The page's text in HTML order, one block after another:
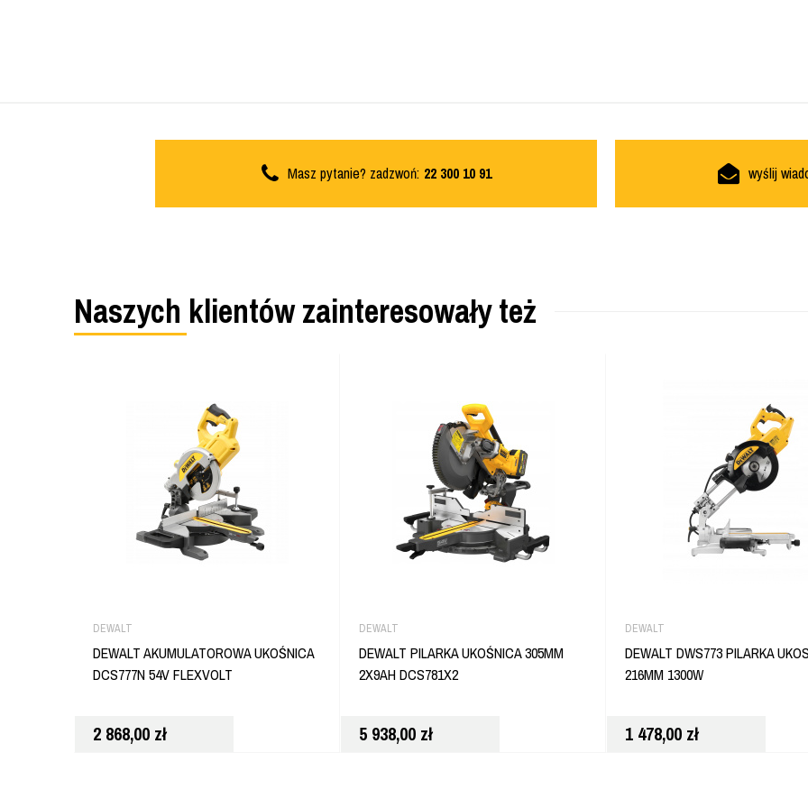
Masz pytanie? zadzwoń: 22 300 10 91 wyślij
Naszych klientów zainteresowały też
DEWALT
DEWALT AKUMULATOROWA UKOŚNICA
DCS777N 54V FLEXVOLT
2 868,00 zł
DEWALT
DEWALT PILARKA UKOŚNICA 305MM
2X9AH DCS781X2
5 938,00 zł
DEWALT
DEWALT DWS773 PILARKA
216MM 1300W
1 478,00 zł